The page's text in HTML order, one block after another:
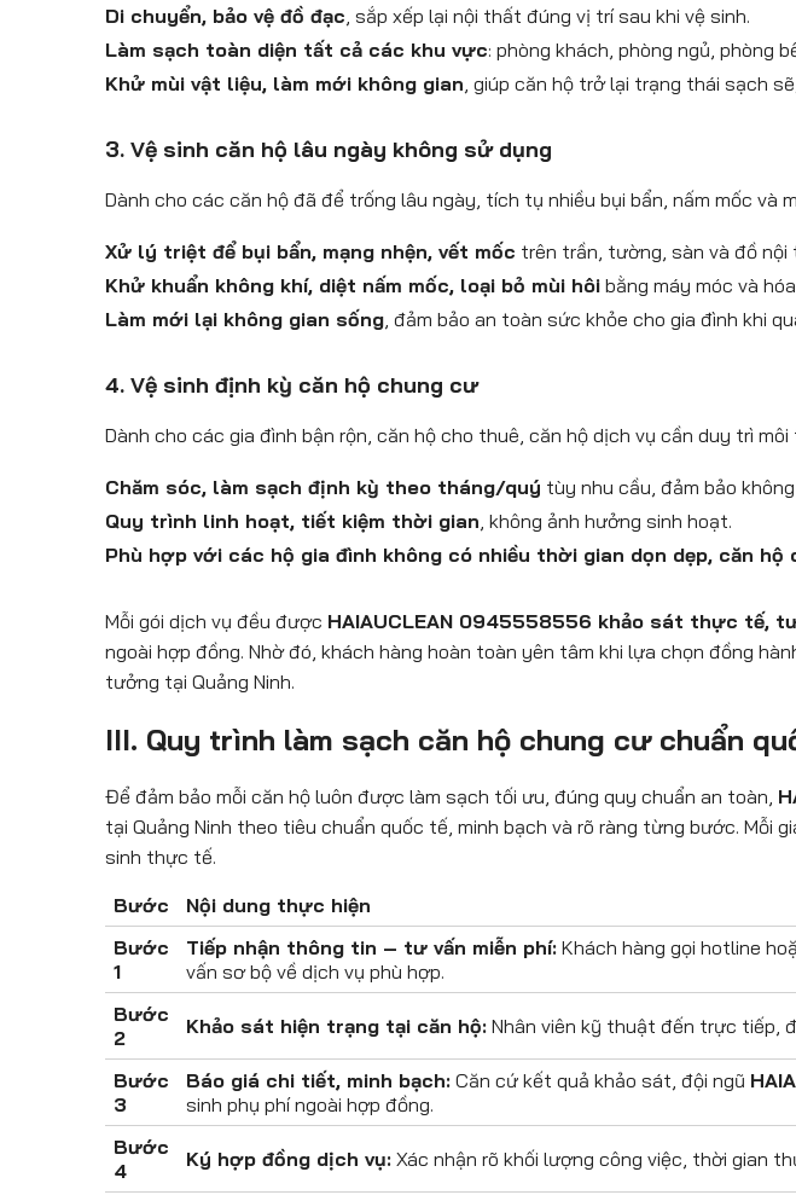
Di chuyển, bảo vệ đồ đạc, sắp xếp lại nội thất đúng vị trí sau khi vệ sinh.
Làm sạch toàn diện tất cả các khu vực: phòng khách, phòng ngủ, phòng
Khử mùi vật liệu, làm mới không gian, giúp căn hộ trở lại trạng thái sạch
3. Vệ sinh căn hộ lâu ngày không sử dụng
Dành cho các căn hộ đã để trống lâu ngày, tích tụ nhiều bụi bẩn, nấm mốc và
Xử lý triệt để bụi bẩn, mạng nhện, vết mốc trên trần, tường, sàn và đồ nội
Khử khuẩn không khí, diệt nấm mốc, loại bỏ mùi hôi bằng máy móc và
Làm mới lại không gian sống, đảm bảo an toàn sức khỏe cho gia đình khi
4. Vệ sinh định kỳ căn hộ chung cư
Dành cho các gia đình bận rộn, căn hộ cho thuê, căn hộ dịch vụ cần duy trì
Chăm sóc, làm sạch định kỳ theo tháng/quý tùy nhu cầu, đảm bảo
Quy trình linh hoạt, tiết kiệm thời gian, không ảnh hưởng sinh hoạt.
Phù hợp với các hộ gia đình không có nhiều thời gian dọn dẹp, căn
Mỗi gói dịch vụ đều được HAIAUCLEAN 0945558556 khảo sát thực tế,
ngoài hợp đồng. Nhờ đó, khách hàng hoàn toàn yên tâm khi lựa chọn đồng
tưởng tại Quảng Ninh.
III. Quy trình làm sạch căn hộ chung cư chuẩn
Để đảm bảo mỗi căn hộ luôn được làm sạch tối ưu, đúng quy chuẩn an toàn,
tại Quảng Ninh theo tiêu chuẩn quốc tế, minh bạch và rõ ràng từng bước. Mỗi
sinh thực tế.
Bước
Nội dung thực hiện
Bước
1
Tiếp nhận thông tin – tư vấn miễn phí: Khách hàng gọi hotline
vấn sơ bộ về dịch vụ phù hợp.
Bước
2
Khảo sát hiện trạng tại căn hộ: Nhân viên kỹ thuật đến trực tiếp,
Bước
3
Báo giá chi tiết, minh bạch: Căn cứ kết quả khảo sát, đội ngũ
sinh phụ phí ngoài hợp đồng.
Bước
4
Ký hợp đồng dịch vụ: Xác nhận rõ khối lượng công việc, thời gian